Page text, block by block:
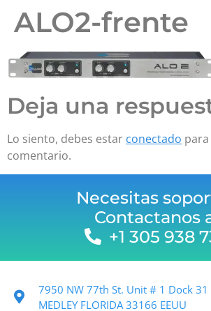
ALO2-frente
Deja una
Lo siento, debes estar conectado
comentario.
Necesitas
Contactanos
+1 305 938
7950 NW 77th St. Unit # 1 Dock 31
MEDLEY FLORIDA 33166 EEUU